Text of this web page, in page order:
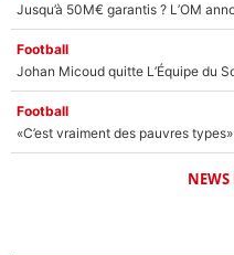
Football
Football